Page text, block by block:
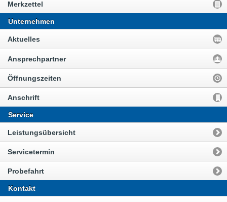
Merkzettel
Unternehmen
Aktuelles
Ansprechpartner
Öffnungszeiten
Anschrift
Service
Leistungsübersicht
Servicetermin
Probefahrt
Kontakt